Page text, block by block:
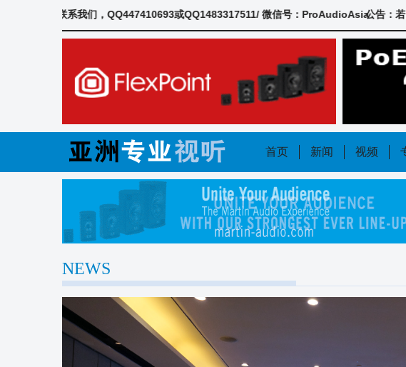
联系我们，QQ447410693或QQ1483317511/ 微信号：ProAudioAsia公告：若因您的离
首页 新闻 视频
NEWS